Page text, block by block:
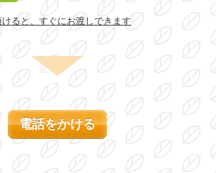
ると、すぐにお渡しできます
電話をかける